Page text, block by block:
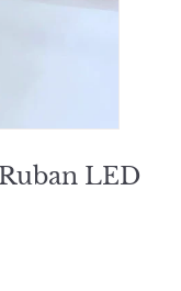
LED